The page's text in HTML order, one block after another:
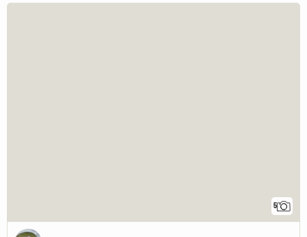
5